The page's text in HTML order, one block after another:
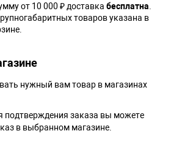
от 10 000 ₽ доставка бесплатна
товаров указана в
нужный вам товар в магазинах
подтверждения заказа вы можете
в выбранном магазине.